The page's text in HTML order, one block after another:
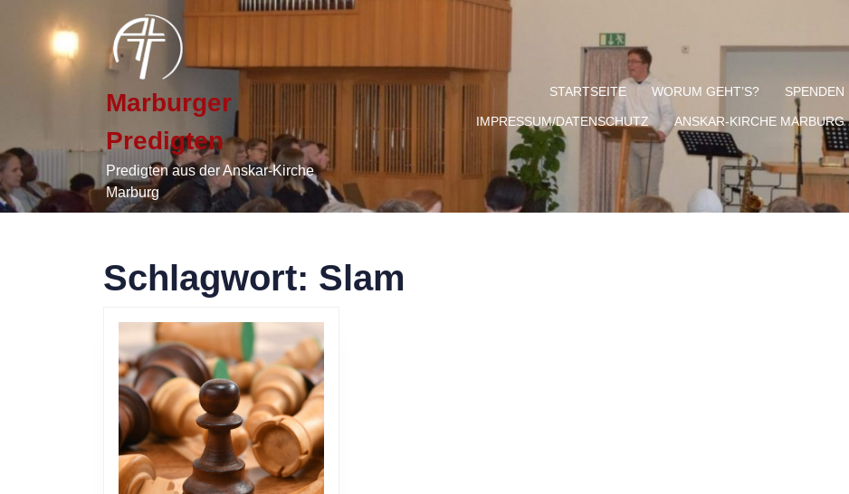
content
Marburger
Predigten
Predigten aus der Anskar-Kirche
Marburg
STARTSEITE WORUM GEHT’S? SPENDEN
IMPRESSUM/DATENSCHUTZ ANSKAR-KIRCHE MARBURG
Schlagwort: Slam